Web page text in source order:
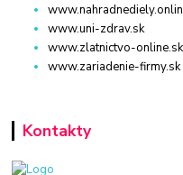
www.uni-zdrav.sk
www.zlatnictvo-online.sk
www.zariadenie-firmy.sk
Kontakty